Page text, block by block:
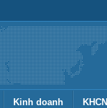
Kinh doanh KHCN